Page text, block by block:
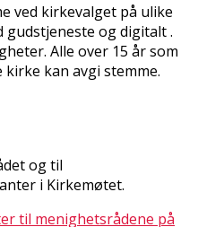
ved kirkevalget på ulike
gudstjeneste og digitalt .
Alle over 15 år som
kan avgi stemme.
og til
i Kirkemøtet.
til menighetsrådene på